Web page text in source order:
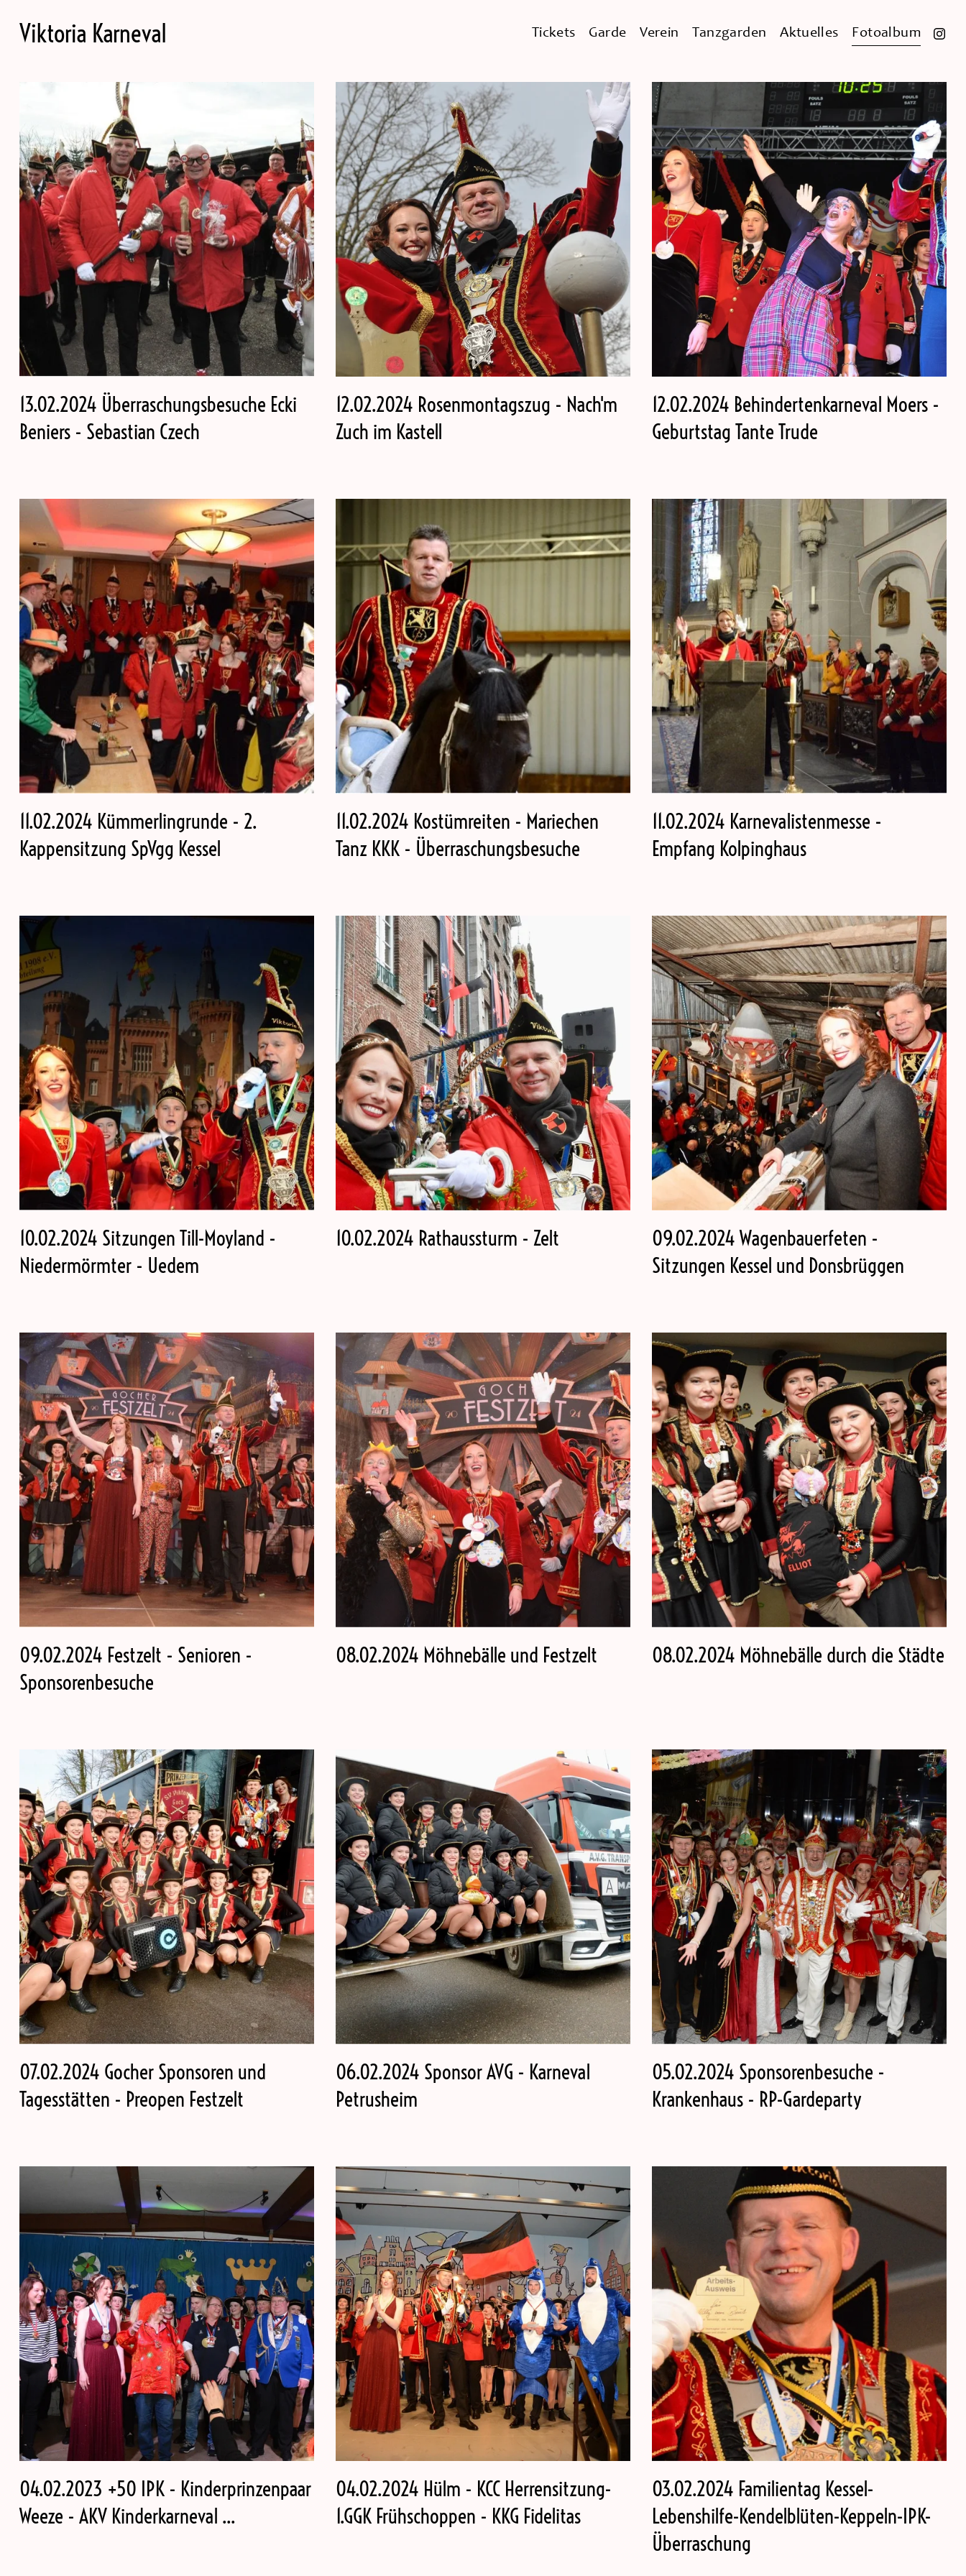
Viktoria Karneval Tickets Garde Verein Tanzgarden Aktuelles Fotoalbum
13.02.2024 Überraschungsbesuche Ecki
Beniers - Sebastian Czech
12.02.2024 Rosenmontagszug - Nach'm
Zuch im Kastell
12.02.2024 Behindertenkarneval Moers -
Geburtstag Tante Trude
11.02.2024 Kümmerlingrunde - 2.
Kappensitzung SpVgg Kessel
11.02.2024 Kostümreiten - Mariechen
Tanz KKK - Überraschungsbesuche
11.02.2024 Karnevalistenmesse -
Empfang Kolpinghaus
10.02.2024 Sitzungen Till-Moyland -
Niedermörmter - Uedem
10.02.2024 Rathaussturm - Zelt
09.02.2024 Wagenbauerfeten -
Sitzungen Kessel und Donsbrüggen
09.02.2024 Festzelt - Senioren -
Sponsorenbesuche
08.02.2024 Möhnebälle und Festzelt 08.02.2024 Möhnebälle durch die Städte
07.02.2024 Gocher Sponsoren und
Tagesstätten - Preopen Festzelt
06.02.2024 Sponsor AVG - Karneval
Petrusheim
05.02.2024 Sponsorenbesuche -
Krankenhaus - RP-Gardeparty
04.02.2023 +50 IPK - Kinderprinzenpaar
Weeze - AKV Kinderkarneval ...
04.02.2024 Hülm - KCC Herrensitzung-
1.GGK Frühschoppen - KKG Fidelitas
03.02.2024 Familientag Kessel-
Lebenshilfe-Kendelblüten-Keppeln-IPK-
Überraschung